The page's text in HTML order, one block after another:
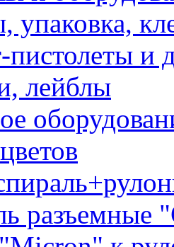
упаковка,
пистолеты и
лейблы
разъемные